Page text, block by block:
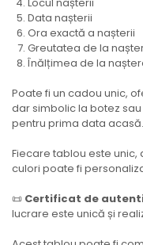
Data nașterii
Ora exactă a nașterii
Greutatea de la
Înălțimea de la
Poate fi un cadou unic,
dar simbolic la botez
pentru prima data acasă.
Fiecare tablou este
culori poate fi
📜 Certificat de
lucrare este unică și